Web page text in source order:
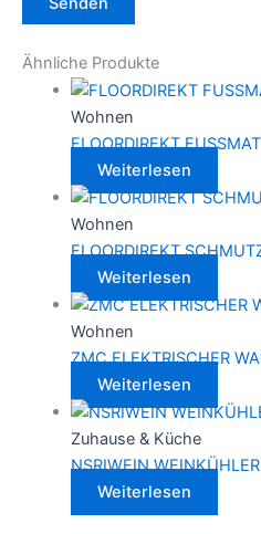
Ähnliche Produkte
Wohnen
FLOORDIREKT
Weiterlesen
Wohnen
FLOORDIREKT
Weiterlesen
Wohnen
ZMC ELEKTRISCHER
Weiterlesen
Zuhause & Küche
NSRIWEIN WEINKÜHLER
Weiterlesen